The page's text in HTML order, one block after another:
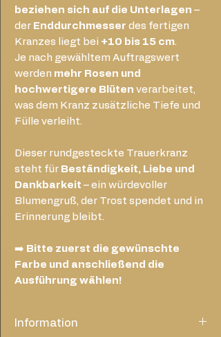
beziehen sich auf die Unterlagen –
der Enddurchmesser des fertigen
Kranzes liegt bei +10 bis 15 cm.
Je nach gewähltem Auftragswert
werden mehr Rosen und
hochwertigere Blüten verarbeitet,
was dem Kranz zusätzliche Tiefe und
Fülle verleiht.
Dieser rundgesteckte Trauerkranz
steht für Beständigkeit, Liebe und
Dankbarkeit – ein würdevoller
Blumengruß, der Trost spendet und in
Erinnerung bleibt.
➡️ Bitte zuerst die gewünschte
Farbe und anschließend die
Ausführung wählen!
Information